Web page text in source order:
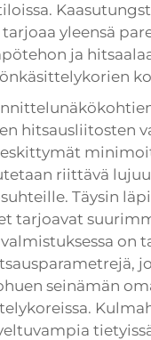
yleensä
ja
hitsausliitosten
riittävä
Täysin
tarjoavat
on
seinämän